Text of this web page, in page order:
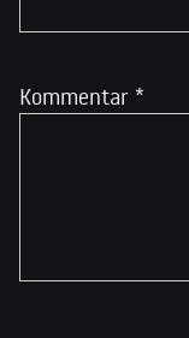
Kommentar *